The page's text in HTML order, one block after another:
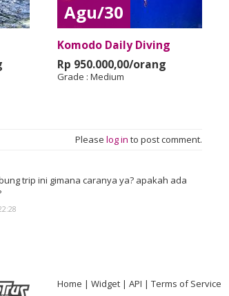
Agu/30
Komodo Daily Diving
Rp 950.000,00/orang
Grade : Medium
Please log in to post comment.
trip ini gimana caranya ya? apakah ada
Home Widget API
Terms of Service